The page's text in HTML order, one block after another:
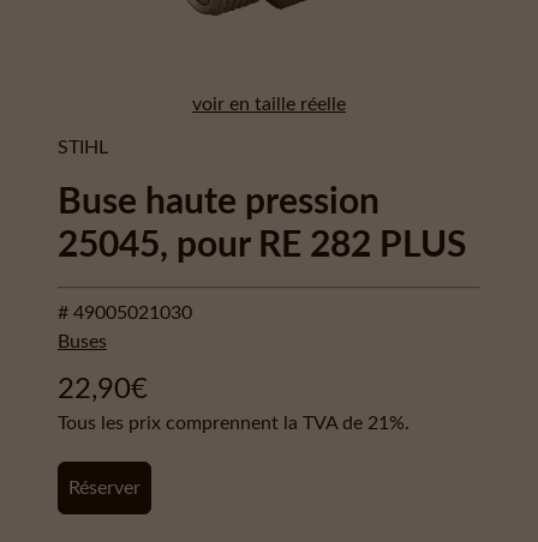
voir en taille réelle
STIHL
Buse haute pression
25045, pour RE 282 PLUS
# 49005021030
Buses
22,90€
Tous les prix comprennent la TVA de 21%.
Réserver